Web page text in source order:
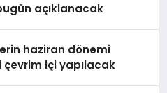
açıklanacak
haziran dönemi
çevrim içi yapılacak